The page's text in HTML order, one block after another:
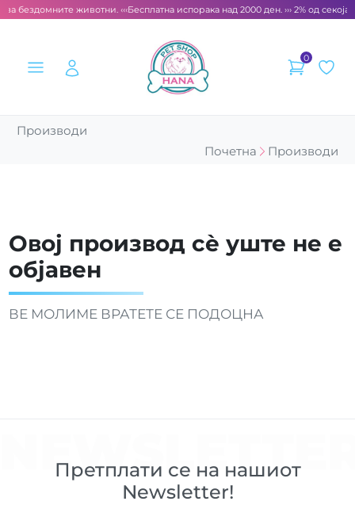
бездомните животни. ‹‹‹Бесплатна испорака над 2000 ден. ››› 2% од
0
Производи
Почетна
Производи
Овој производ сè уште не е
објавен
ВЕ МОЛИМЕ ВРАТЕТЕ СЕ ПОДОЦНА
Претплати се на нашиот
Newsletter!